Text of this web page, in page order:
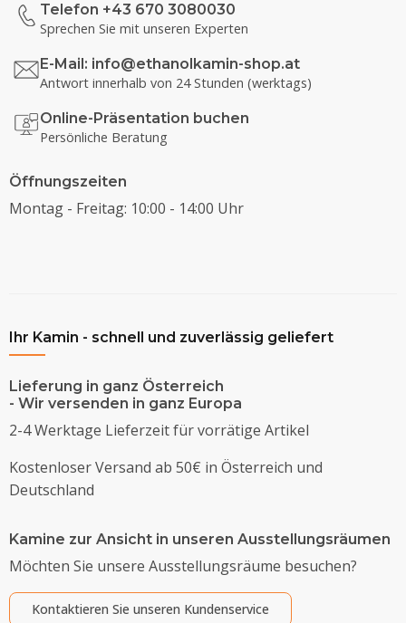
Telefon +43 670 3080030
Sprechen Sie mit unseren Experten
E-Mail: info@ethanolkamin-shop.at
Antwort innerhalb von 24 Stunden (werktags)
Online-Präsentation buchen
Persönliche Beratung
Öffnungszeiten
Montag - Freitag: 10:00 - 14:00 Uhr
Ihr Kamin - schnell und zuverlässig geliefert
Lieferung in ganz Österreich
- Wir versenden in ganz Europa
2-4 Werktage Lieferzeit für vorrätige Artikel
Kostenloser Versand ab 50€ in Österreich und
Deutschland
Kamine zur Ansicht in unseren Ausstellungsräumen
Möchten Sie unsere Ausstellungsräume besuchen?
Kontaktieren Sie unseren Kundenservice